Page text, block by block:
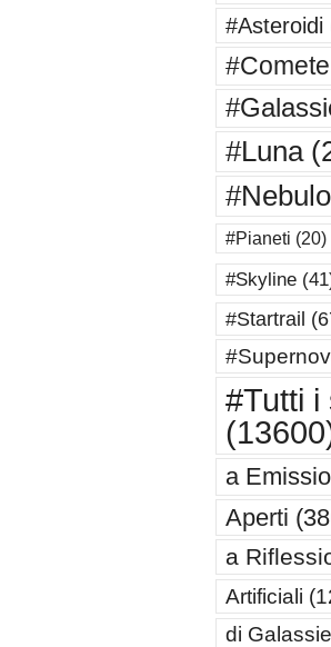
#Asteroidi
#Comete
#Luna
#Pianeti (20)
#Skyline
#Startrail
#Tutti i
a
Aperti
a
Artificiali
di Galassie